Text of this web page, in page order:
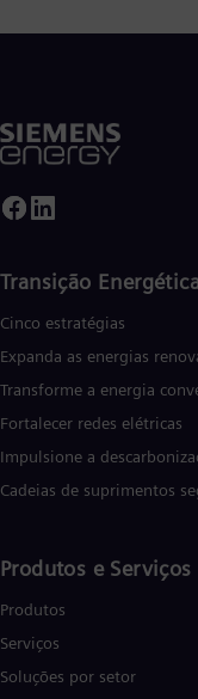
Transição
Cinco estratégias
Expanda as energias
Transforme a energia
Fortalecer redes elétricas
Impulsione a
Cadeias de suprimentos
Produtos e Serviços
Produtos
Serviços
Soluções por setor